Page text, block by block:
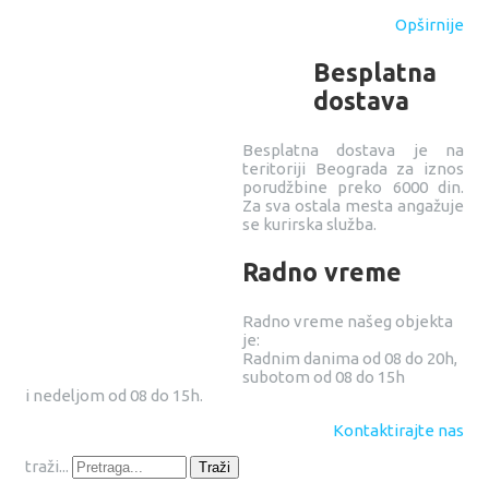
Opširnije
Besplatna
dostava
Besplatna dostava je na
teritoriji Beograda za iznos
porudžbine preko 6000 din.
Za sva ostala mesta angažuje
se kurirska služba.
Radno vreme
Radno vreme našeg objekta
je:
Radnim danima od 08 do 20h,
subotom od 08 do 15h
i nedeljom od 08 do 15h.
Kontaktirajte nas
traži...
Traži